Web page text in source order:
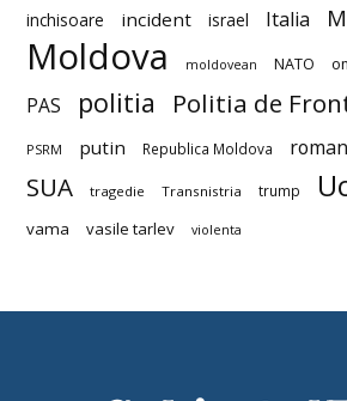
inchisoare incident israel Italia
Moldova moldovean NATO
PAS politia Politia de
PSRM putin Republica Moldova
SUA tragedie Transnistria trump
vama vasile tarlev violenta